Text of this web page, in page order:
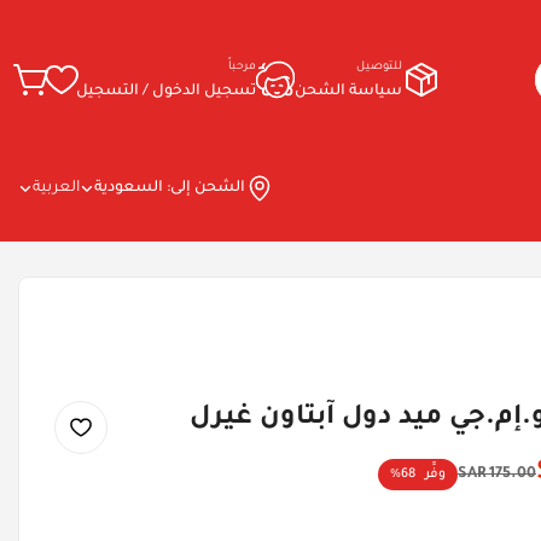
للتوصيل
سياسة الشحن
مرحباً
تسجيل الدخول / التسجيل
الشحن إلى: السعودية العربية
ميد دول آبتاون غيرل
175.00 SAR وفِّر 68%